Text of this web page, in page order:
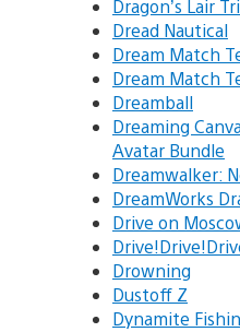
Dragon’s Lair
Dread Nautical
Dream Match
Dream Match
Dreamball
Dreaming
Avatar Bundle
Dreamwalker:
DreamWorks
Drive on
Drowning
Dustoff Z
Dynamite